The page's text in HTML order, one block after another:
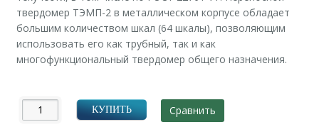
твердомер ТЭМП-2 в металлическом корпусе обладает
большим количеством шкал (64 шкалы), позволяющим
использовать его как трубный, так и как
многофункциональный твердомер общего назначения.
КУПИТЬ Сравнить